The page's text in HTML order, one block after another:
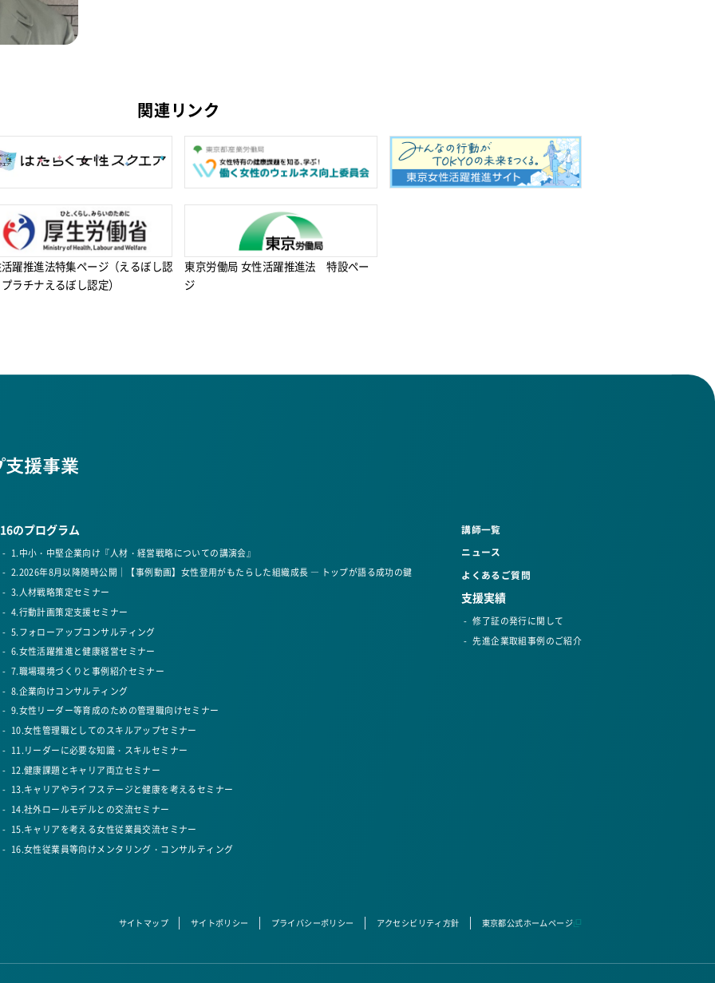
関連リンク
躍推進法特集ページ（えるぼし認
ラチナえるぼし認定）
東京労働局 女性活躍推進法 特設ペー
ジ
16のプログラム
1.中小・中堅企業向け『人材・経営戦略についての講演会』​
2.2026年8月以降随時公開｜【事例動画】女性登用がもたらした組織成長 ― トップが語る成功の鍵​
3.人材戦略策定セミナー​
4.行動計画策定支援セミナー​
5.フォローアップコンサルティング​
6.女性活躍推進と健康経営セミナー​
7.職場環境づくりと事例紹介セミナー​
8.企業向けコンサルティング​
9.女性リーダー等育成のための管理職向けセミナー​
10.女性管理職としてのスキルアップセミナー​
11.リーダーに必要な知識・スキルセミナー​
12.健康課題とキャリア両立セミナー​
13.キャリアやライフステージと健康を考えるセミナー​
14.社外ロールモデルとの交流セミナー​
15.キャリアを考える女性従業員交流セミナー​
16.女性従業員等向けメンタリング・コンサルティング
講師一覧
ニュース
よくあるご質問
支援実績
修了証の発行に関して
先進企業取組事例のご紹介
サイトマップ サイトポリシー プライバシーポリシー アクセシビリティ方針 東京都公式ホームページ